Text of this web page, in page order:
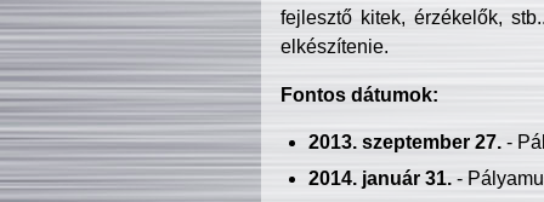
fejlesztő kitek, érzékelők,
elkészítenie.
Fontos dátumok:
2013. szeptember 27.-
2014. január 31.-